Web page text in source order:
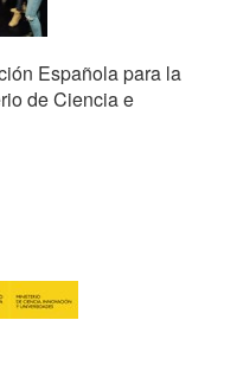
Española para la
de Ciencia e